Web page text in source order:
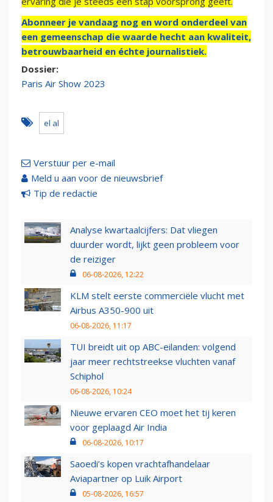
Abonneer je vandaag nog en word onderdeel van
een gemeenschap die waarde hecht aan kwaliteit,
betrouwbaarheid en échte journalistiek.
Dossier:
Paris Air Show 2023
el al
Verstuur per e-mail
Meld u aan voor de nieuwsbrief
Tip de redactie
Analyse kwartaalcijfers: Dat vliegen
duurder wordt, lijkt geen probleem voor
de reiziger
06-08-2026, 12:22
KLM stelt eerste commerciële vlucht met
Airbus A350-900 uit
06-08-2026, 11:17
TUI breidt uit op ABC-eilanden: volgend
jaar meer rechtstreekse vluchten vanaf
Schiphol
06-08-2026, 10:24
Nieuwe ervaren CEO moet het tij keren
voor geplaagd Air India
06-08-2026, 10:17
Saoedi’s kopen vrachtafhandelaar
Aviapartner op Luik Airport
05-08-2026, 16:57